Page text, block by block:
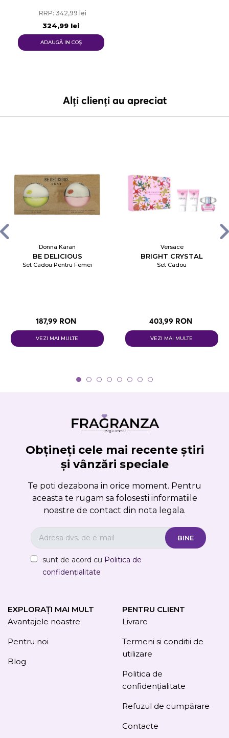
RRP: 342,99 lei
324,99 lei
ADAUGĂ IN COŞ
Alți clienți au apreciat
Donna Karan
BE DELICIOUS
Set Cadou Pentru Femei
187,99 RON
VEZI MAI MULTE
Versace
BRIGHT CRYSTAL
Set Cadou
403,99 RON
VEZI MAI MULTE
Obțineți cele mai recente știri
și vânzări speciale
Te poti dezabona in orice moment. Pentru
aceasta te rugam sa folosesti informatiile
noastre de contact din nota legala.
sunt de acord cu Politica de
confidențialitate
EXPLORAȚI MAI MULT
Avantajele noastre
Pentru noi
Blog
PENTRU CLIENT
Livrare
Termeni si conditii de
utilizare
Politica de
confidențialitate
Refuzul de cumpărare
Contacte